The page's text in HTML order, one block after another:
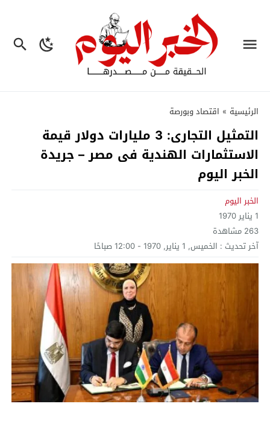
الرئيسية » اقتصاد وبورصة
التمثيل التجارى: 3 مليارات دولار قيمة
الاستثمارات الهندية فى مصر – جريدة
الخبر اليوم
الخبر اليوم
1 يناير 1970
263 مشاهدة
آخر تحديث : الخميس, 1 يناير, 1970 - 12:00 صباحًا